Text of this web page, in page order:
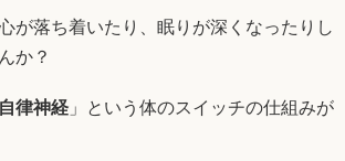
が落ち着いたり、眠りが深くなったりし
か？
自律神経 」という体のスイッチの仕組みが